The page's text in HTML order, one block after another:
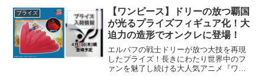
いぐるみになって展開されます。今回は
エスケイジャパンからリ...
プライズ
【ワンピース】ドリーの放つ覇国
が光るプライズフィギュア化！大
迫力の造形でオンクレに登場！
エルバフの戦士ドリーが放つ大技を再現
したプライズ！長きにわたり世界中のフ
ァンを魅了し続ける大人気アニメ『ワン